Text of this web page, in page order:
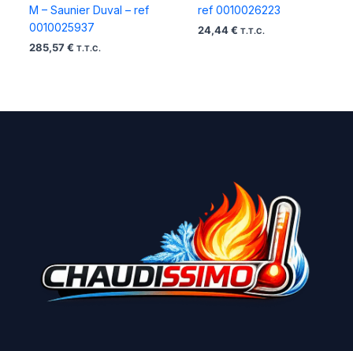
M – Saunier Duval – ref
0010025937
285,57 € T.T.C.
ref 0010026223
24,44 € T.T.C.